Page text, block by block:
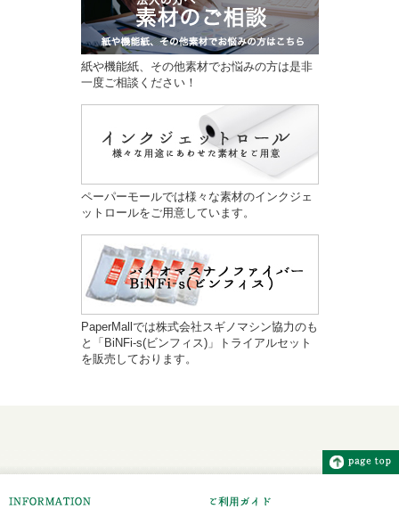
紙や機能紙、その他素材でお悩みの方は是非
一度ご相談ください！
ペーパーモールでは様々な素材のインクジェ
ットロールをご用意しています。
PaperMallでは株式会社スギノマシン協力のも
と「BiNFi-s(ビンフィス)」トライアルセット
を販売しております。